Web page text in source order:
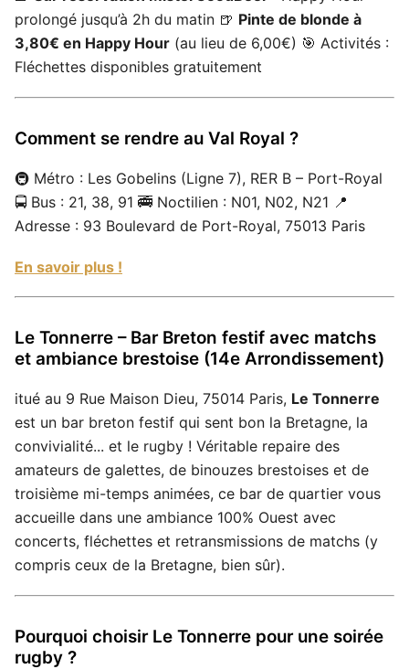
prolongé jusqu’à 2h du matin 🍺 Pinte de blonde à
3,80€ en Happy Hour (au lieu de 6,00€) 🎯 Activités :
Fléchettes disponibles gratuitement
Comment se rendre au Val Royal ?
🚇 Métro : Les Gobelins (Ligne 7), RER B – Port-Royal
🚍 Bus : 21, 38, 91 🚎 Noctilien : N01, N02, N21 📍
Adresse : 93 Boulevard de Port-Royal, 75013 Paris
En savoir plus !
Le Tonnerre – Bar Breton festif avec matchs
et ambiance brestoise (14e Arrondissement)
itué au 9 Rue Maison Dieu, 75014 Paris, Le Tonnerre
est un bar breton festif qui sent bon la Bretagne, la
convivialité... et le rugby ! Véritable repaire des
amateurs de galettes, de binouzes brestoises et de
troisième mi-temps animées, ce bar de quartier vous
accueille dans une ambiance 100% Ouest avec
concerts, fléchettes et retransmissions de matchs (y
compris ceux de la Bretagne, bien sûr).
Pourquoi choisir Le Tonnerre pour une soirée
rugby ?